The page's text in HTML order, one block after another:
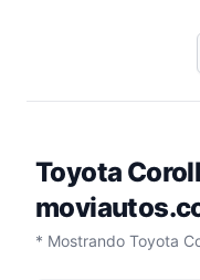
Toyota
* Mostrando Toyota